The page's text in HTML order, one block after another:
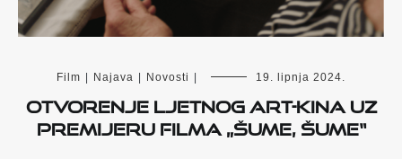
Film Najava Novosti 19. lipnja 2024.
Otvorenje Ljetnog Art-kina uz
premijeru filma „Šume, šume“